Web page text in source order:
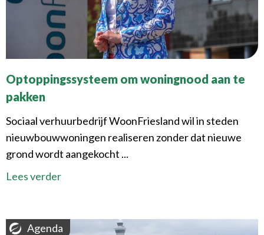
Optoppingssysteem om woningnood aan te
pakken
Sociaal verhuurbedrijf WoonFriesland wil in steden
nieuwbouwwoningen realiseren zonder dat nieuwe
grond wordt aangekocht ...
Lees verder
Agenda